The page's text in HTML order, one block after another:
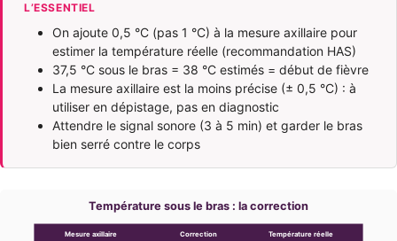
L’ESSENTIEL
On ajoute 0,5 °C (pas 1 °C) à la mesure axillaire pour
estimer la température réelle (recommandation HAS)
37,5 °C sous le bras = 38 °C estimés = début de fièvre
La mesure axillaire est la moins précise (± 0,5 °C) : à
utiliser en dépistage, pas en diagnostic
Attendre le signal sonore (3 à 5 min) et garder le bras
bien serré contre le corps